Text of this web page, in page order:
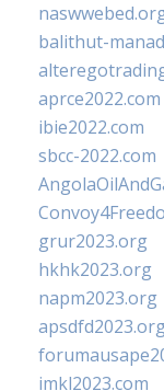
balithut-
aprce2022.com
ibie2022.com
sbcc-2022.com
grur2023.org
hkhk2023.org
napm2023.org
imkl2023.com